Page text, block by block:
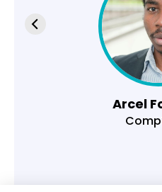
Arcel